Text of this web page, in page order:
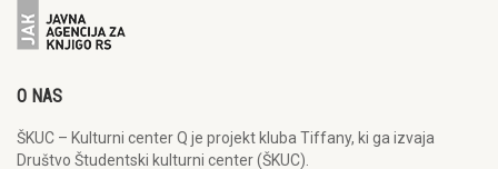
O NAS
ŠKUC – Kulturni center Q je projekt kluba Tiffany, ki ga izvaja
Društvo Študentski kulturni center (ŠKUC).